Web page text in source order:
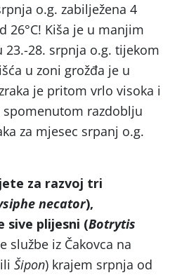
o.g. zabilježena 4
26°C! Kiša je u manjim
28. srpnja o.g. tijekom
u zoni grožđa je u
je pritom vrlo visoka i
razdoblju
za mjesec srpanj o.g.
za razvoj tri
necator),
sive plijesni (Botrytis
službe iz Čakovca na
ili Šipon) krajem srpnja od